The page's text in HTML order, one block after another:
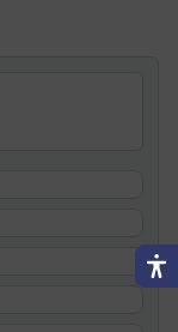
polig USB Typ
X 10.4 oder
Microsoft
/ XP / 7